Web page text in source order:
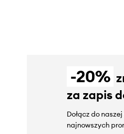
-20%
za zapis
Dołącz do
najnowszych